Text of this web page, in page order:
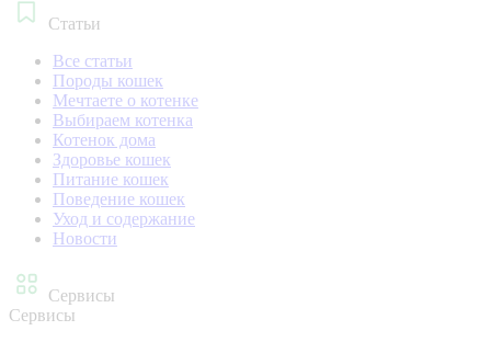
Статьи
Все статьи
Породы кошек
Мечтаете о котенке
Выбираем котенка
Котенок дома
Здоровье кошек
Питание кошек
Поведение кошек
Уход и содержание
Новости
Сервисы
Сервисы